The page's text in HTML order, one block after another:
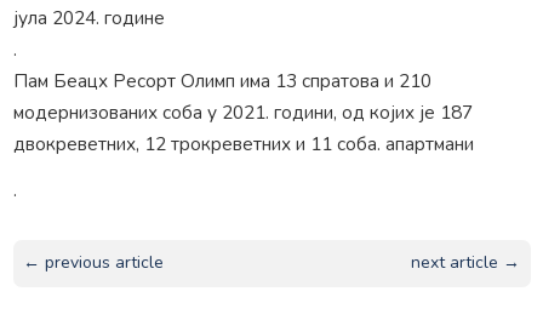
јула 2024. године
.
Пам Беацх Ресорт Олимп има 13 спратова и 210
модернизованих соба у 2021. години, од којих је 187
двокреветних, 12 трокреветних и 11 соба. апартмани
.
← previous article next article →